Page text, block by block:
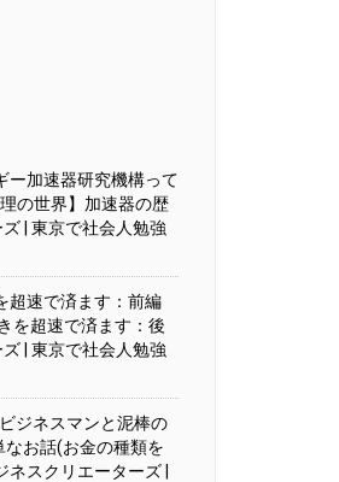
ー加速器研究機構って
理の世界】加速器の歴
| 東京で社会人勉強
超速で済ます：前編
を超速で済ます：後
| 東京で社会人勉強
ジネスマンと泥棒の
なお話(お金の種類を
スクリエーターズ |